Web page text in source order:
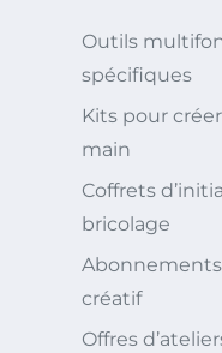
Outils
spécifiques
Kits pour
main
Coffrets
bricolage
Abonnements
créatif
Offres